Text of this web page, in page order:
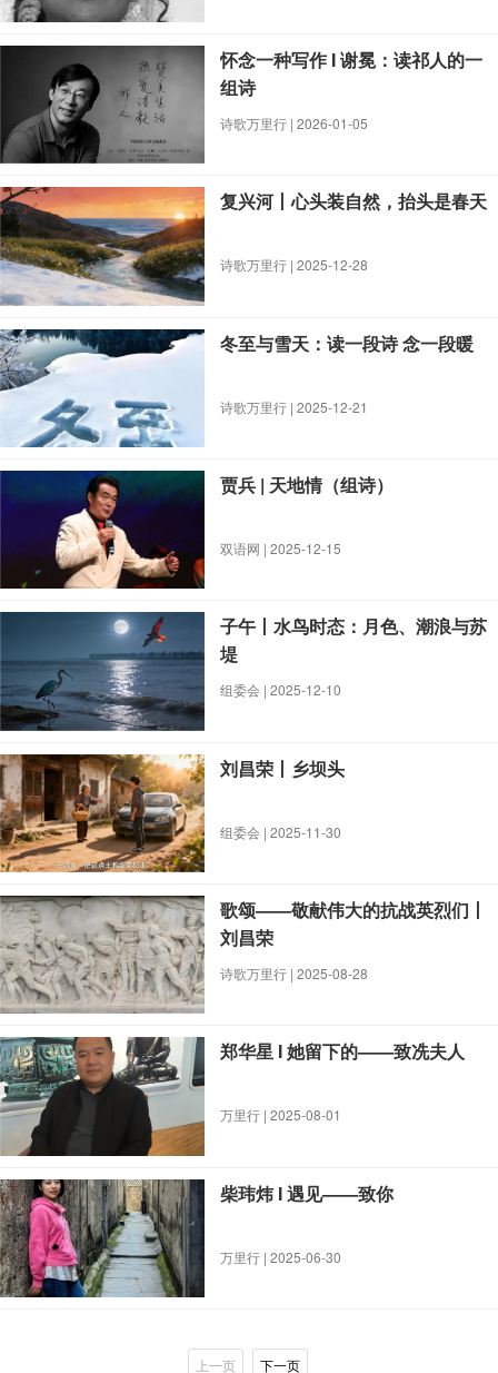
怀念一种写作 I 谢冕：读祁人的一
组诗
诗歌万里行 | 2026-01-05
复兴河丨心头装自然，抬头是春天
诗歌万里行 | 2025-12-28
冬至与雪天：读一段诗 念一段暖
诗歌万里行 | 2025-12-21
贾兵 | 天地情（组诗）
双语网 | 2025-12-15
子午丨水鸟时态：月色、潮浪与苏
堤
组委会 | 2025-12-10
刘昌荣丨乡坝头
组委会 | 2025-11-30
歌颂——敬献伟大的抗战英烈们丨
刘昌荣
诗歌万里行 | 2025-08-28
郑华星 I 她留下的——致冼夫人
万里行 | 2025-08-01
柴玮炜 I 遇见——致你
万里行 | 2025-06-30
上一页 下一页